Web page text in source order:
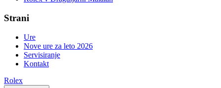
Strani
Ure
Nove ure za leto 2026
Servisiranje
Kontakt
Rolex